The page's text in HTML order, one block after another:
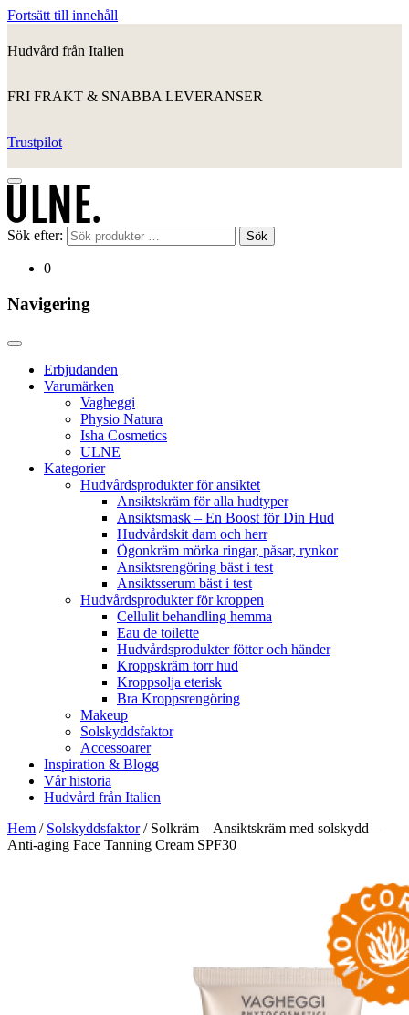
Fortsätt till innehåll
Hudvård från Italien
FRI FRAKT & SNABBA LEVERANSER
Trustpilot
Sök efter: Sök
0
Navigering
Erbjudanden
Varumärken
Vagheggi
Physio Natura
Isha Cosmetics
ULNE
Kategorier
Hudvårdsprodukter för ansiktet
Ansiktskräm för alla hudtyper
Ansiktsmask – En Boost för Din Hud
Hudvårdskit dam och herr
Ögonkräm mörka ringar, påsar, rynkor
Ansiktsrengöring bäst i test
Ansiktsserum bäst i test
Hudvårdsprodukter för kroppen
Cellulit behandling hemma
Eau de toilette
Hudvårdsprodukter fötter och händer
Kroppskräm torr hud
Kroppsolja eterisk
Bra Kroppsrengöring
Makeup
Solskyddsfaktor
Accessoarer
Inspiration & Blogg
Vår historia
Hudvård från Italien
Hem / Solskyddsfaktor/ Solkräm – Ansiktskräm med solskydd –
Anti-aging Face Tanning Cream SPF30